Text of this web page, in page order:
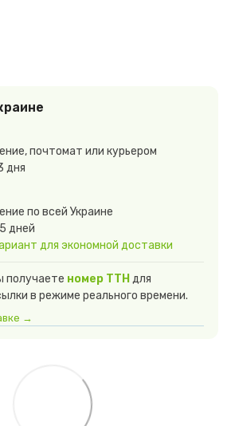
почтомат или курьером
дня
по всей Украине
дней
для экономной доставки
получаете номер ТТН для
в режиме реального времени.
→